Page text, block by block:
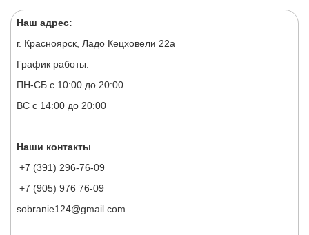
Наш адрес:
г. Красноярск, Ладо Кецховели 22а
График работы:
ПН-СБ с 10:00 до 20:00
ВС с 14:00 до 20:00
Наши контакты
+7 (391) 296-76-09
+7 (905) 976 76-09
sobranie124@gmail.com